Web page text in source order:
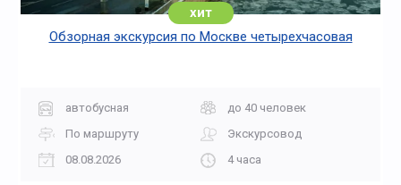
хит
Обзорная экскурсия по Москве четырехчасовая
автобусная
до 40 человек
По маршруту
Экскурсовод
08.08.2026
4 часа